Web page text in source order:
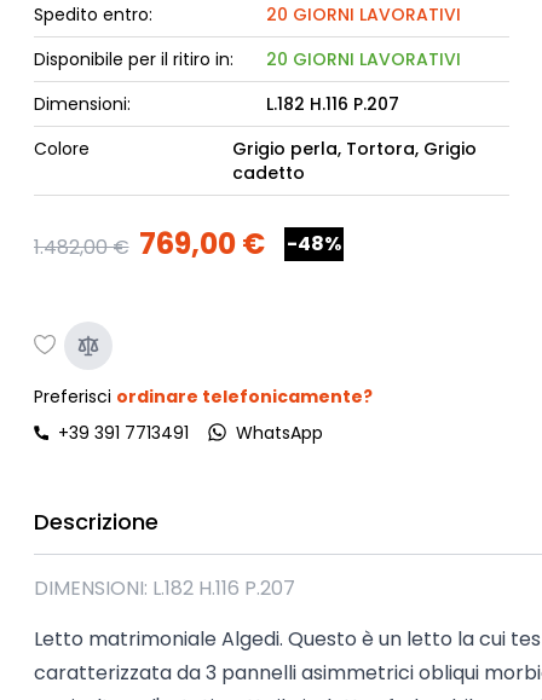
Spedito entro:
20 GIORNI LAVORATIVI
Disponibile per il ritiro in:
20 GIORNI LAVORATIVI
Dimensioni:
L.182 H.116 P.207
Colore
Grigio perla, Tortora, Grigio
cadetto
1.482,00 € 769,00 € -48%
Preferisci ordinare telefonicamente?
+39 391 7713491
WhatsApp
Descrizione
DIMENSIONI: L.182 H.116 P.207
Letto matrimoniale Algedi. Questo è un letto la cui
caratterizzata da 3 pannelli asimmetrici obliqui